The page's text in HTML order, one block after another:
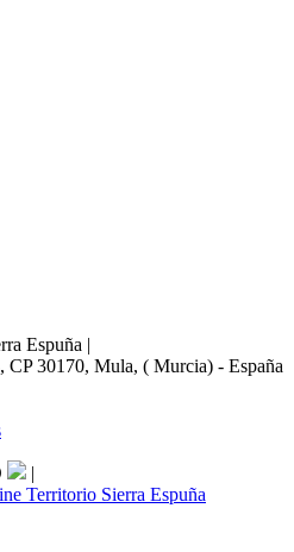
Espuña |
CP 30170, Mula, ( Murcia) - España
|
Territorio Sierra Espuña